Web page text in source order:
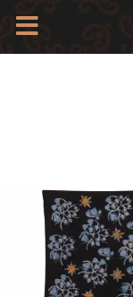
PROFIL
INSAN
BATIK
BATIK